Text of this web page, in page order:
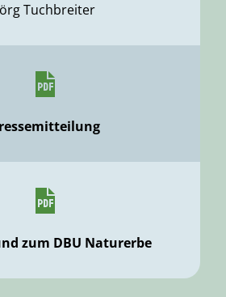
Tuchbreiter
zum DBU Naturerbe